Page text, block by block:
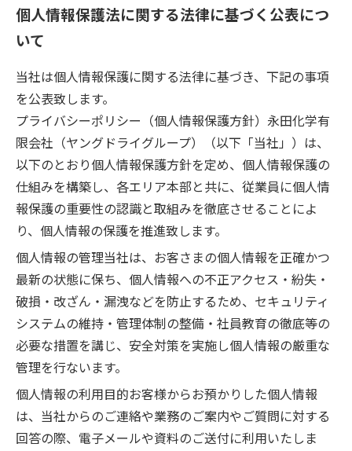
個人情報保護法に関する法律に基づく公表につ
いて
当社は個人情報保護に関する法律に基づき、下記の事項
を公表致します。
プライバシーポリシー（個人情報保護方針）永田化学有
限会社（ヤングドライグループ）（以下「当社」）は、
以下のとおり個人情報保護方針を定め、個人情報保護の
仕組みを構築し、各エリア本部と共に、従業員に個人情
報保護の重要性の認識と取組みを徹底させることによ
り、個人情報の保護を推進致します。
個人情報の管理当社は、お客さまの個人情報を正確かつ
最新の状態に保ち、個人情報への不正アクセス・紛失・
破損・改ざん・漏洩などを防止するため、セキュリティ
システムの維持・管理体制の整備・社員教育の徹底等の
必要な措置を講じ、安全対策を実施し個人情報の厳重な
管理を行ないます。
個人情報の利用目的お客様からお預かりした個人情報
は、当社からのご連絡や業務のご案内やご質問に対する
回答の際、電子メールや資料のご送付に利用いたしま